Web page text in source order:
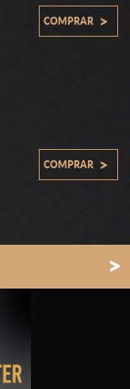
COMPRAR >
COMPRAR >
>